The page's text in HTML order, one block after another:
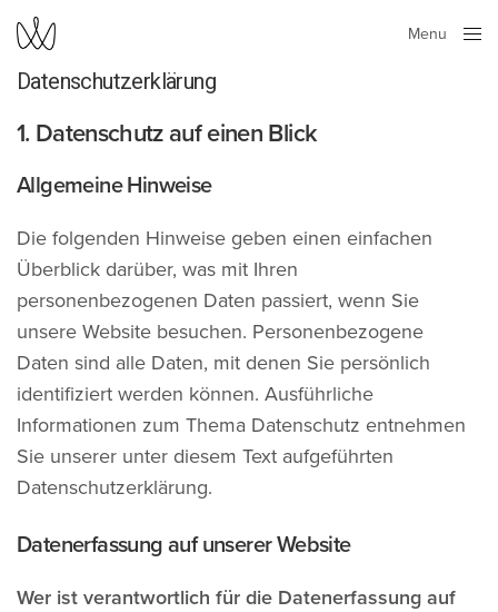
Menu
Datenschutzerklärung
1. Datenschutz auf einen Blick
Allgemeine Hinweise
Die folgenden Hinweise geben einen einfachen
Überblick darüber, was mit Ihren
personenbezogenen Daten passiert, wenn Sie
unsere Website besuchen. Personenbezogene
Daten sind alle Daten, mit denen Sie persönlich
identifiziert werden können. Ausführliche
Informationen zum Thema Datenschutz entnehmen
Sie unserer unter diesem Text aufgeführten
Datenschutzerklärung.
Datenerfassung auf unserer Website
Wer ist verantwortlich für die Datenerfassung auf